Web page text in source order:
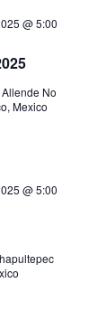
e
n
t
o
@ 5:00
No
Mexico
@ 5:00